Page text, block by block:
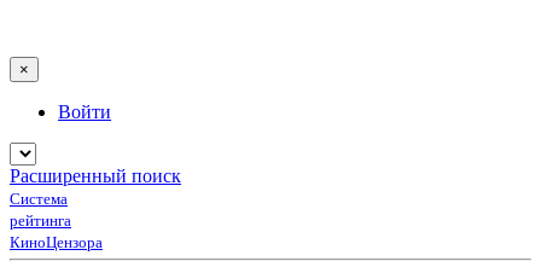
×
Войти
Расширенный поиск
Система
рейтинга
КиноЦензора